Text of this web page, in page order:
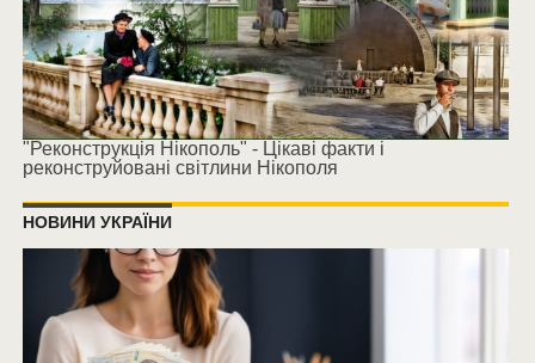
"Реконструкція Нікополь" - Цікаві факти і
реконструйовані світлини Нікополя
НОВИНИ УКРАЇНИ